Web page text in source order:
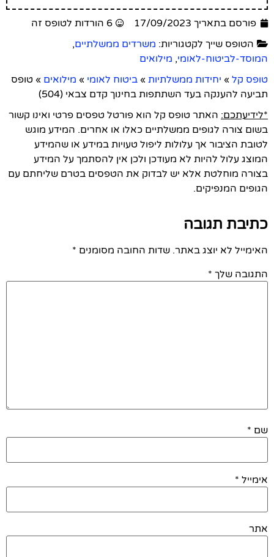
פורסם בתאריך 17/09/2023
6 הורדות לטופס זה
הטופס שייך לקטגוריות: משרדים ממשלתיים,
המוסד-לביטוח-לאומי, מילואים
טופס קל » יחידות ממשלתיות » ביטוח לאומי » מילואים » טופס
תביעה להענקה בעד השתתפות בחינוך קדם צבאי (504)
*לידיעתכם: האתר טופס קל הוא פורטל טפסים פרטי ואינו קשור
בשום צורה לגופים ממשלתיים כאלו או אחרים. המידע מוגש
לטובת הציבור אך עלולות ליפול טעויות במידע או שהמידע
המוצג עלול להיות לא מעודכן ולכן אין להסתמך על המידע
בצורה מוחלטת אלא יש לבדוק את הטפסים בטרם שליחתם עם
הגופים המנפיקים.
כתיבת תגובה
האימייל לא יוצג באתר. שדות החובה מסומנים *
התגובה שלך *
שם *
אימייל *
אתר